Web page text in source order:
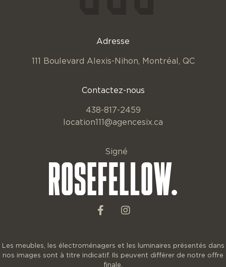
Adresse
111 Boulevard Alexis-Nihon, Montréal, QC
Contactez-nous
438-817-2459
location111@agencesix.ca
Signé
Les meubles, les électroménagers et les luminaires présentés dans
nos images sont à titre indicatif. Ils peuvent différer de notre offre
finale.